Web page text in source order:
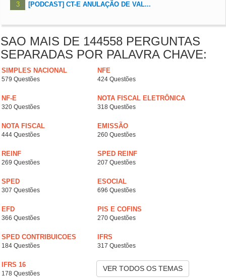
3 [PODCAST] CT-E ANULAÇÃO DE VAL...
SAO MAIS DE 144558 PERGUNTAS
SEPARADAS POR PALAVRA CHAVE:
SIMPLES NACIONAL
579 Questões
NFE
424 Questões
NF-E
320 Questões
NOTA FISCAL ELETRÔNICA
318 Questões
NOTA FISCAL
444 Questões
EMISSÃO
260 Questões
REINF
269 Questões
SPED REINF
207 Questões
SPED
307 Questões
ESOCIAL
696 Questões
EFD
366 Questões
PIS E COFINS
270 Questões
SPED CONTRIBUICOES
184 Questões
IFRS
317 Questões
IFRS 16
178 Questões
VER TODOS OS TEMAS